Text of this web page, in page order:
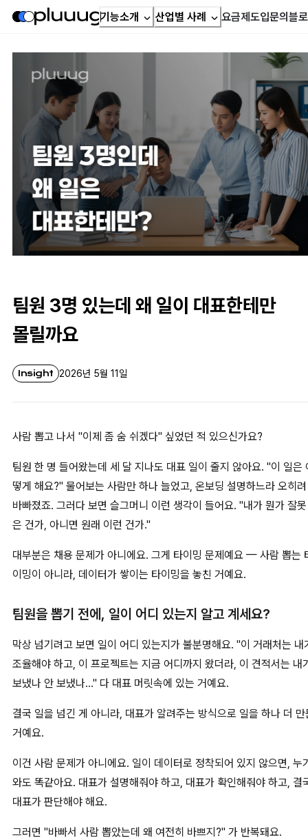
기능소개 산업별 사례 요금제 도입문의 블
팀원 3명 있는데 왜 일이 대표한테만
몰릴까요
Insight 2026년 5월 11일
사람 뽑고 나서 "이제 좀 숨 쉬겠다" 싶었던 적 있으신가요?
팀원 한 명 들어왔는데 세 달 지나도 대표 일이 줄지 않아요. "이 일은
떻게 해요?" 물어보는 사람만 하나 늘었고, 온보딩 설명하느라 오히
바빠졌죠. 그러다 보면 슬그머니 이런 생각이 들어요. "내가 뭔가 잘
은 건가, 아니면 원래 이런 건가."
대부분은 채용 문제가 아니에요. 그게 타이밍 문제예요 — 사람 뽑는
이밍이 아니라, 데이터가 쌓이는 타이밍을 놓친 거예요.
팀원을 뽑기 전에, 일이 어디 있는지 알고 계세요?
막상 넘기려고 보면 일이 어디 있는지가 불분명해요. "이 거래처는 내
조율해야 하고, 이 프로젝트는 지금 어디까지 왔더라, 이 견적서는 내
보냈나 안 보냈나..." 다 대표 머릿속에 있는 거예요.
결국 일을 넘긴 게 아니라, 대표가 알려주는 방식으로 일을 하나 더 만
거예요.
이건 사람 문제가 아니에요. 일이 데이터로 정착되어 있지 않으면, 누
와도 똑같아요. 대표가 설명해줘야 하고, 대표가 확인해줘야 하고, 결
대표가 판단해야 해요.
그러면 "바빠서 사람 뽑았는데 왜 여전히 바쁘지?" 가 반복돼요.